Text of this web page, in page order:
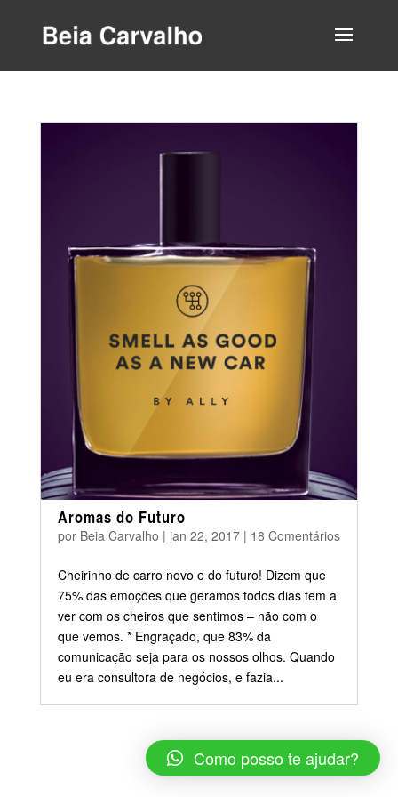
Aromas do Futuro
por Beia Carvalho | jan 22, 2017| 18 Comentários
Cheirinho de carro novo e do futuro! Dizem que
75% das emoções que geramos todos dias tem a
ver com os cheiros que sentimos – não com o
que vemos. * Engraçado, que 83% da
comunicação seja para os nossos olhos. Quando
eu era consultora de negócios, e fazia...
Como posso te ajudar?